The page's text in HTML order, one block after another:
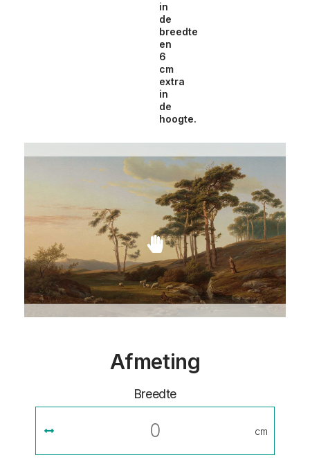
in
de
breedte
en
6
cm
extra
in
de
hoogte.
Afmeting
Breedte
cm